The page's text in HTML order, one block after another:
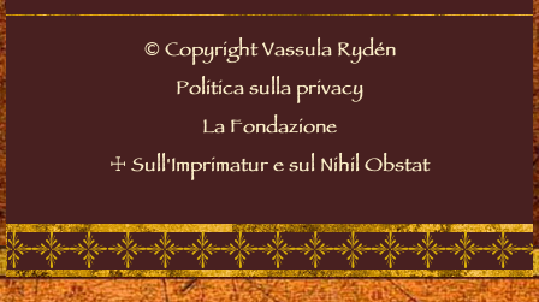
©Copyright Vassula Rydén
Politica sulla privacy
La Fondazione
☩ Sull'Imprimatur e sul Nihil Obstat